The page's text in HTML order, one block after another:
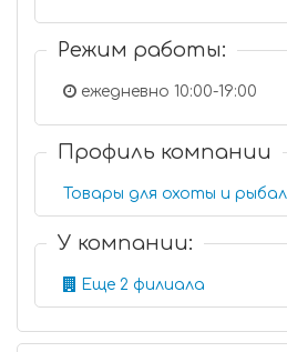
Режим работы:
ежедневно 10:00-19:00
Профиль компании
Товары для охоты и
У компании:
Еще 2 филиала